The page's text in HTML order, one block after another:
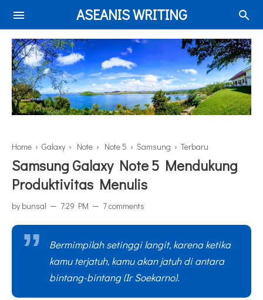
ASEANIS WRITING
Home › Galaxy › Note › Note 5 › Samsung › Terbaru
Samsung Galaxy Note 5 Mendukung
Produktivitas Menulis
by bunsal 7:29 PM 7 comments
Bermimpilah setinggi langit, karena ketika
kamu terjatuh, kamu akan jatuh di antara
bintang-bintang (Ir Soekarno).